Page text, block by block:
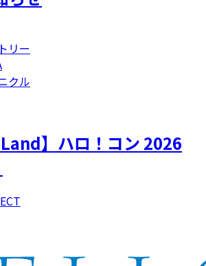
リー
クル
Land】ハロ！コン 2026